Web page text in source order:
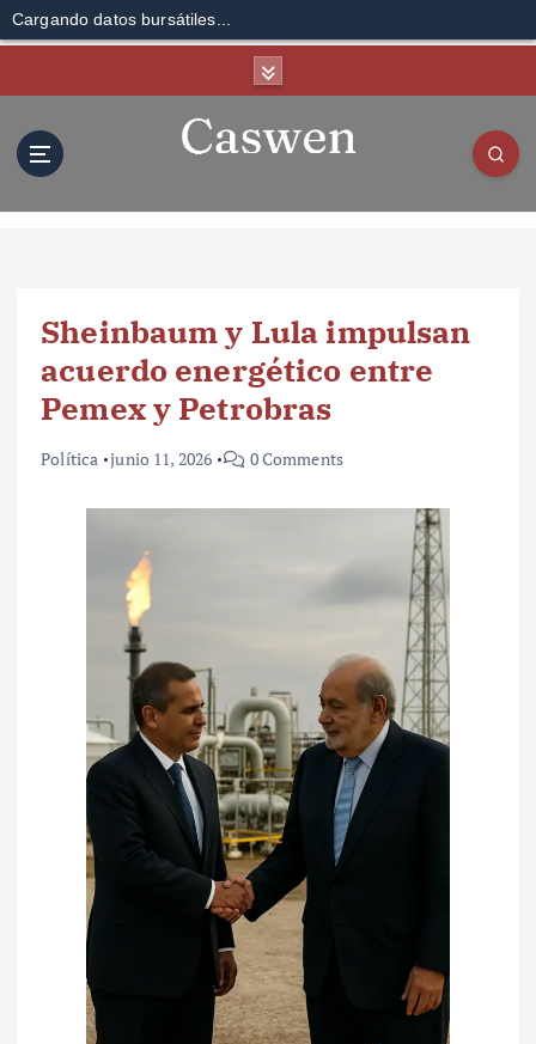
Cargando datos bursátiles...
Sheinbaum y Lula impulsan
acuerdo energético entre
Pemex y Petrobras
Política junio 11, 2026 0 Comments